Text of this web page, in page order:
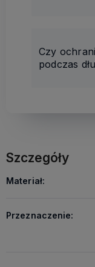
Czy
podczas
Szczegóły
Materiał:
Przeznaczenie: